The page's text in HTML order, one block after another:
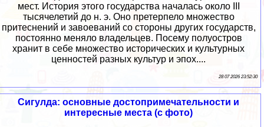
мест. История этого государства началась около III
тысячелетий до н. э. Оно претерпело множество
притеснений и завоеваний со стороны других государств,
постоянно меняло владельцев. Посему полуостров
хранит в себе множество исторических и культурных
ценностей разных культур и эпох....
28 07 2026 23:52:30
Сигулда: основные достопримечательности и
интересные места (с фото)